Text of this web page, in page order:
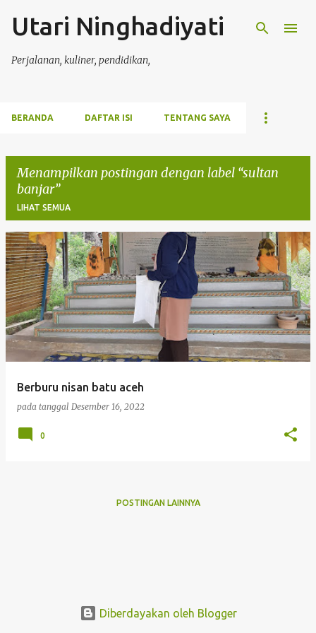
Langsung ke konten utama
Utari Ninghadiyati
Perjalanan, kuliner, pendidikan,
BERANDA DAFTAR ISI TENTANG SAYA
Menampilkan postingan dengan label sultan
banjar
LIHAT SEMUA
P
o
s
t
n
Berburu nisan batu aceh
pada tanggal Desember 16, 2022
0
POSTINGAN LAINNYA
Diberdayakan oleh Blogger